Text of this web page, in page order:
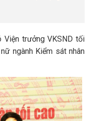
Viện trưởng VKSND tối
ngành Kiểm sát nhân